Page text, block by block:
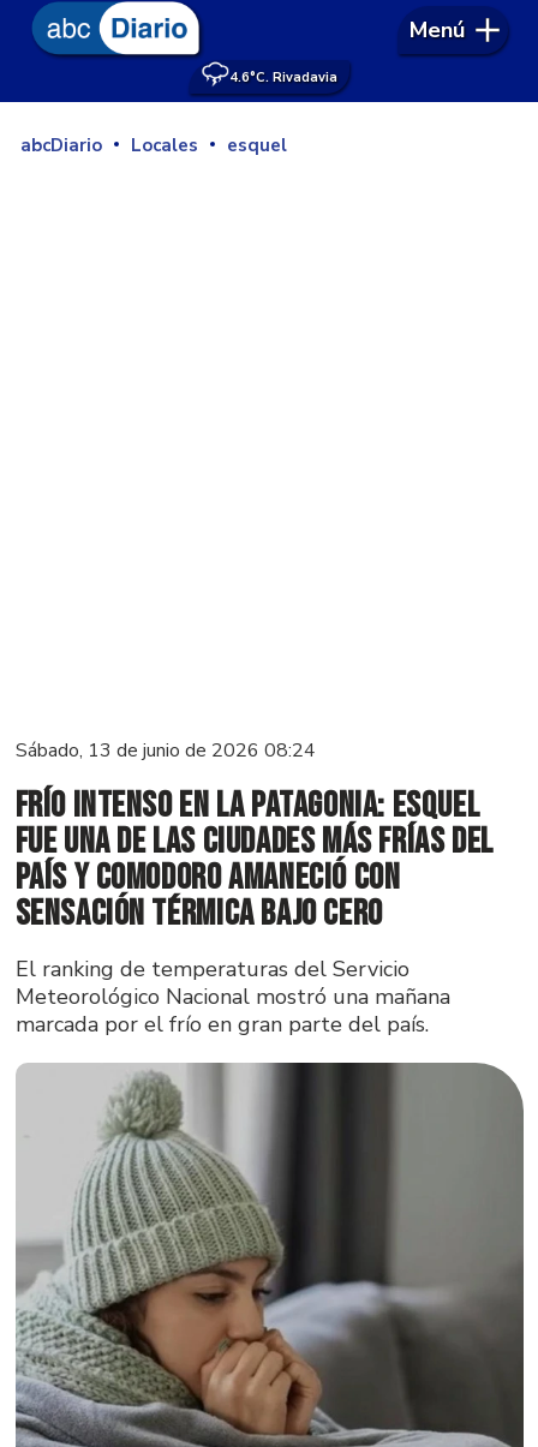
4.6°C. Rivadavia
Menú
abcDiario Locales esquel
Sábado, 13 de junio de 2026 08:24
Frío intenso en la Patagonia: Esquel
fue una de las ciudades más frías del
país y Comodoro amaneció con
sensación térmica bajo cero
El ranking de temperaturas del Servicio
Meteorológico Nacional mostró una mañana
marcada por el frío en gran parte del país.